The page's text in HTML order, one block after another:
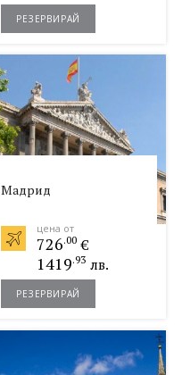
РЕЗЕРВИРАЙ
Мадрид
цена от
726.00 €
1419.93 лв.
РЕЗЕРВИРАЙ